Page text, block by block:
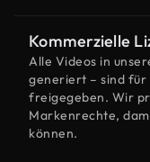
Kommerzielle
Alle Videos in
generiert – sind für
freigegeben. Wir
Markenrechte,
können.